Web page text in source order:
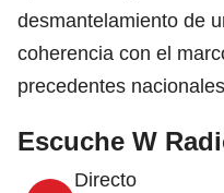
desmantelamiento de
coherencia con el
precedentes
Escuche W
Directo